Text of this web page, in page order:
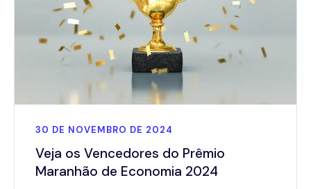
30 DE NOVEMBRO DE 2024
Veja os Vencedores do Prêmio
Maranhão de Economia 2024